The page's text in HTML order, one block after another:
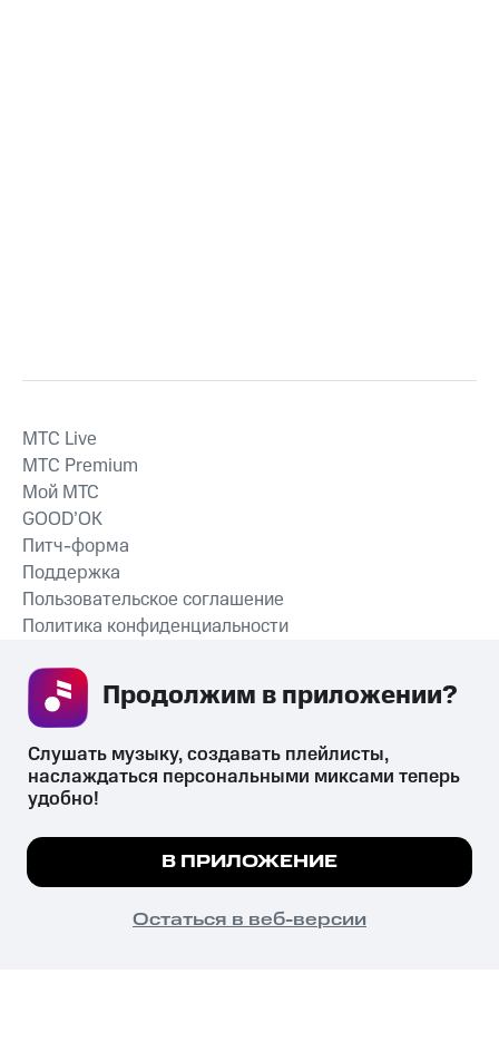
СКАЧАТЬ ПРИЛОЖЕНИЕ
MTС Live
MTС Premium
Мой МТС
GOOD’OK
Питч-форма
Поддержка
Пользовательское соглашение
Политика конфиденциальности
психотропных веществ, их аналогов причиняет вред здоровью,
их незаконный оборот запрещён и влечёт установленную
законодательством ответственность.
© 2026 ООО «КИОН».
Все права защищены
Мы используем куки, чтобы на сайте все
Подробнее
ПОНЯТНО
Слушать музыку, создавать плейлисты,
наслаждаться персональными миксами теперь
удобно!
В ПРИЛОЖЕНИЕ
Остаться в веб-версии